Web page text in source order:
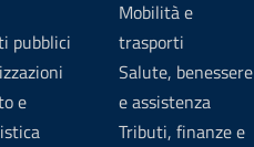
pubblici
e
Mobilità e
trasporti
Salute, benessere
e assistenza
Tributi, finanze e